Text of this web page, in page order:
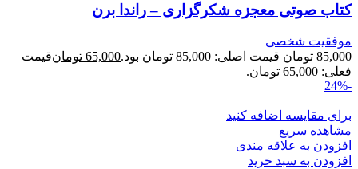
کتاب صوتی معجزه شکرگزاری – راندا برن
موفقیت شخصی
85,000 تومان قیمت اصلی: 85,000 تومان بود. 65,000 تومانقیمت
فعلی: 65,000 تومان.
-24%
برای مقایسه اضافه کنید
مشاهده سریع
افزودن به علاقه مندی
افزودن به سبد خرید